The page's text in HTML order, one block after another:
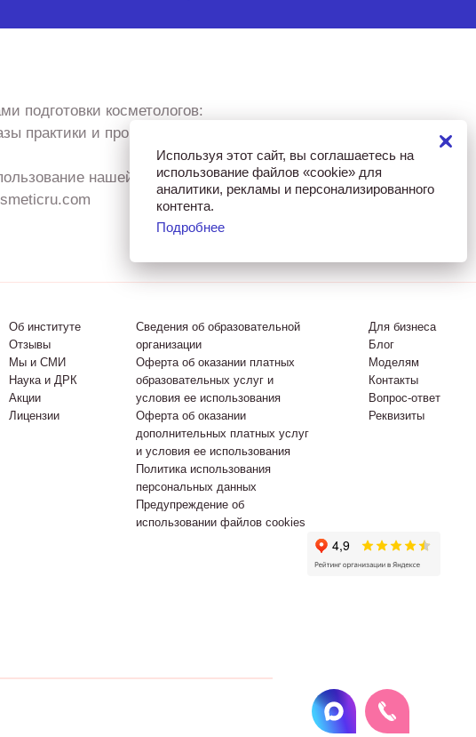
подготовки косметологов:
практики и проводим выездные
нашей системы
Об институте
Отзывы
Мы и СМИ
Наука и ДРК
Акции
Лицензии
Сведения об образовательной
организации
Оферта об оказании платных
образовательных услуг и
условия ее использования
Оферта об оказании
дополнительных платных услуг
и условия ее использования
Политика использования
персональных данных
Предупреждение об
использовании файлов cookies
Для бизнеса
Блог
Моделям
Контакты
Вопрос-ответ
Реквизиты
Используя этот сайт, вы соглашаетесь на
использование файлов «cookie» для
аналитики, рекламы и персонализированного
контента.
Подробнее